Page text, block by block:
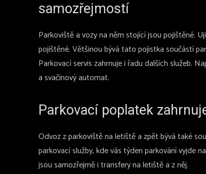
samozřejmostí
Parkoviště a vozy na něm stojící jsou pojištěné.
pojištěné. Většinou bývá tato pojistka součástí
Parkovací servis zahrnuje i řadu dalších služeb.
a svačinový automat.
Parkovací poplatek
Odvoz z parkoviště na letiště a zpět bývá také
parkovací služby, kde vás týden parkování vyjde
jsou samozřejmě i transfery na letiště a z něj.